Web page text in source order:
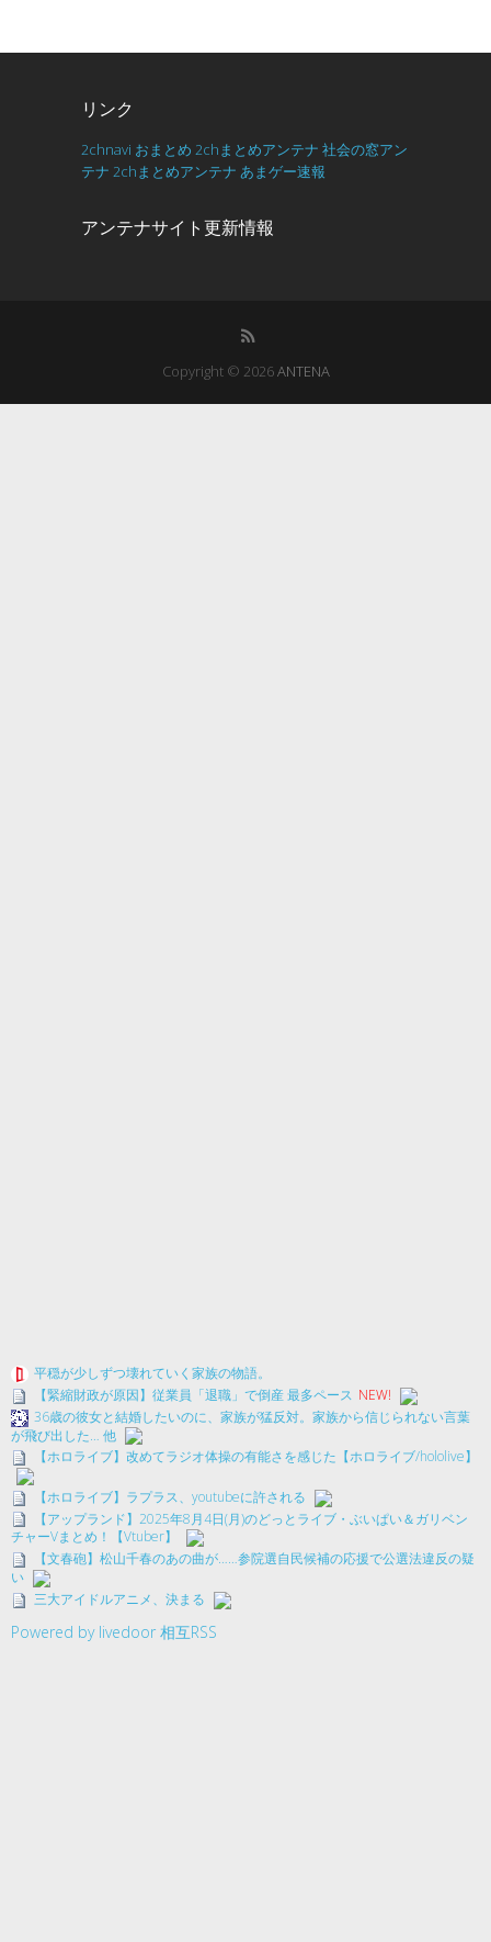
リンク
2chnavi おまとめ 2chまとめアンテナ 社会の窓アン
テナ 2chまとめアンテナ あまゲー速報
アンテナサイト更新情報
Copyright © 2026ANTENA
平穏が少しずつ壊れていく家族の物語。
【緊縮財政が原因】従業員「退職」で倒産 最多ペース NEW!
36歳の彼女と結婚したいのに、家族が猛反対。家族から信じられない言葉
が飛び出した… 他
【ホロライブ】改めてラジオ体操の有能さを感じた【ホロライブ/hololive】
【ホロライブ】ラプラス、youtubeに許される
【アップランド】2025年8月4日(月)のどっとライブ・ぶいぱい＆ガリベン
チャーVまとめ！【Vtuber】
【文春砲】松山千春のあの曲が……参院選自民候補の応援で公選法違反の疑
い
三大アイドルアニメ、決まる
Powered by livedoor 相互RSS